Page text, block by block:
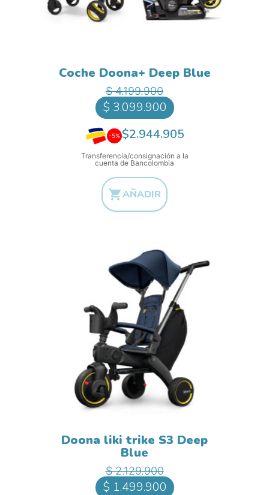
Coche Doona+ Deep Blue
Precio base
$ 4.199.900
$ 3.099.900
-5% $2.944.905
Transferencia/consignación a la
cuenta de Bancolombia
AÑADIR
Doona liki trike S3 Deep
BluePrecio base
$ 2.129.900Precio
$ 1.499.900